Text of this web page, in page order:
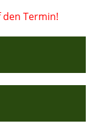
Termin!